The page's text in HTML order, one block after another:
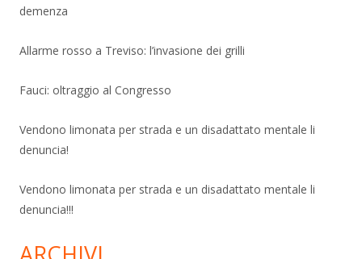
demenza
Allarme rosso a Treviso: l’invasione dei grilli
Fauci: oltraggio al Congresso
Vendono limonata per strada e un disadattato mentale li
denuncia!
Vendono limonata per strada e un disadattato mentale li
denuncia!!!